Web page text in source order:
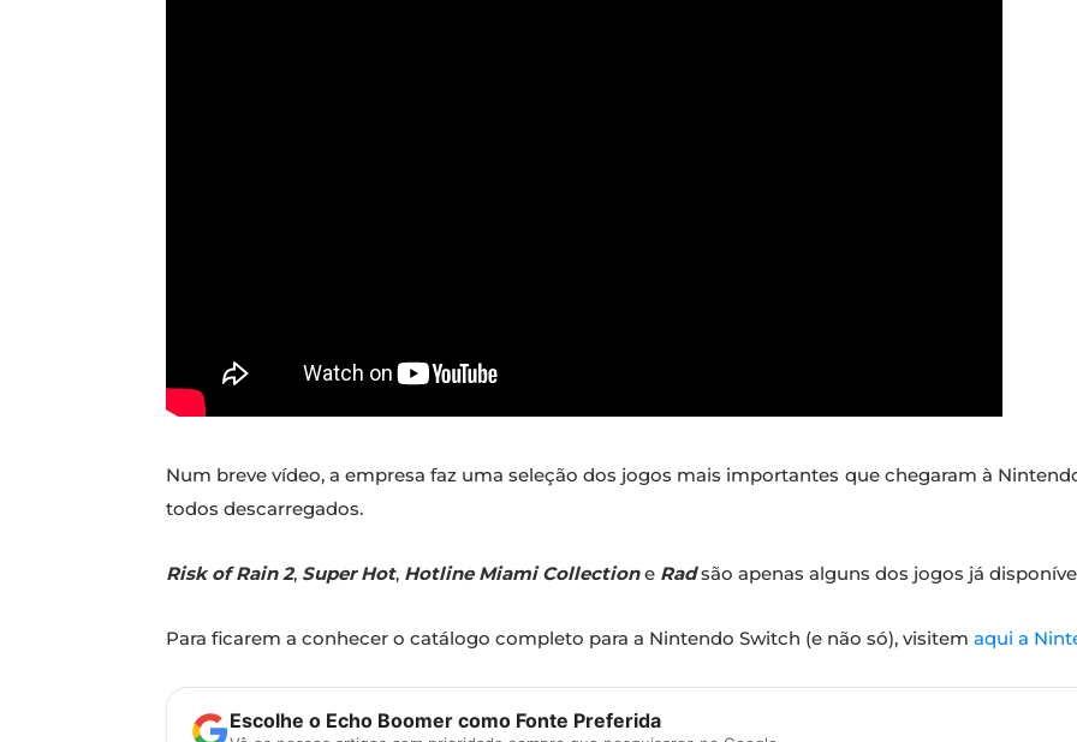
Num breve vídeo, a empresa faz uma seleção dos jogos mais importantes que chegaram à
todos descarregados.
Risk of Rain 2, Super Hot, Hotline Miami Collectione Radsão apenas alguns dos jogos já
Para ficarem a conhecer o catálogo completo para a Nintendo Switch (e não só), visitem aqui a
Escolhe o Echo Boomer como Fonte Preferida